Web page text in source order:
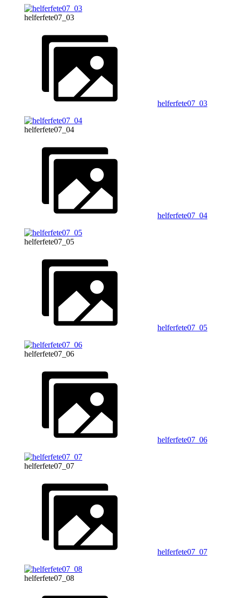
helferfete07_03
helferfete07_03
helferfete07_04
helferfete07_04
helferfete07_05
helferfete07_05
helferfete07_06
helferfete07_06
helferfete07_07
helferfete07_07
helferfete07_08